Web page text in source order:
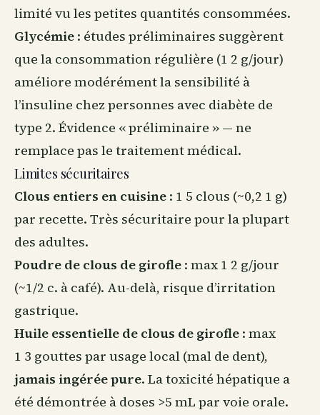
limité vu les petites quantités consommées.
Glycémie : études préliminaires suggèrent
que la consommation régulière (1 2 g/jour)
améliore modérément la sensibilité à
l’insuline chez personnes avec diabète de
type 2. Évidence « préliminaire » — ne
remplace pas le traitement médical.
Limites sécuritaires
Clous entiers en cuisine : 1 5 clous (~0,2 1 g)
par recette. Très sécuritaire pour la plupart
des adultes.
Poudre de clous de girofle : max 1 2 g/jour
(~1/2 c. à café). Au-delà, risque d’irritation
gastrique.
Huile essentielle de clous de girofle : max
1 3 gouttes par usage local (mal de dent),
jamais ingérée pure. La toxicité hépatique a
été démontrée à doses >5 mL par voie orale.